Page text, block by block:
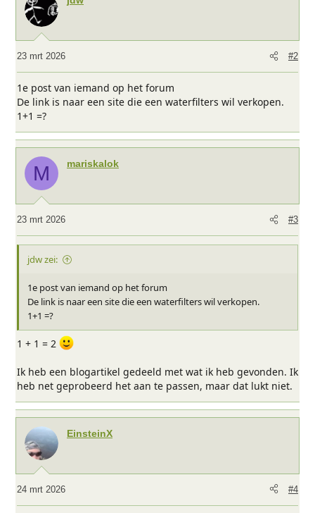
23 mrt 2026 #2
1e post van iemand op het forum
De link is naar een site die een waterfilters wil verkopen.
1+1 =?
M mariskalok
23 mrt 2026 #3
jdw zei:
1e post van iemand op het forum
De link is naar een site die een waterfilters wil verkopen.
1+1 =?
1 + 1 = 2
Ik heb een blogartikel gedeeld met wat ik heb gevonden. Ik
heb net geprobeerd het aan te passen, maar dat lukt niet.
EinsteinX
24 mrt 2026 #4